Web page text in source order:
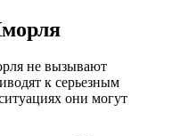
не вызывают
к серьезным
они могут